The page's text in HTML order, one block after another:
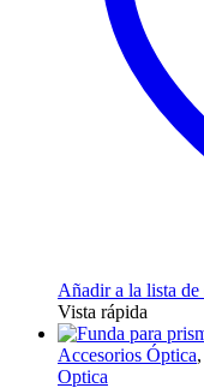
Añadir a la lista de
Vista rápida
Accesorios Óptica,
Optica